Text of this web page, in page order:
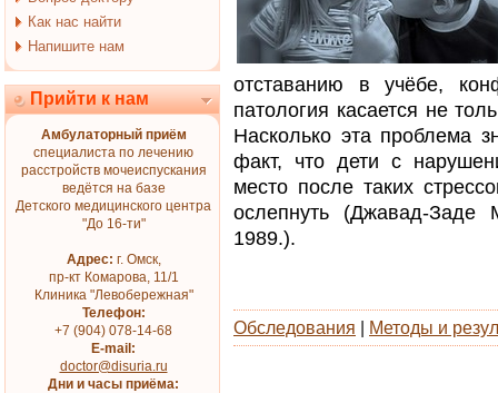
Как нас найти
Напишите нам
Прийти к нам
Амбулаторный приём
специалиста по лечению
расстройств мочеиспускания
ведётся на базе
Детского медицинского центра
"До 16-ти"
Адрес: г. Омск,
пр-кт Комарова, 11/1
Клиника "Левобережная"
Телефон:
+7 (904) 078-14-68
E-mail:
doctor@disuria.ru
Дни и часы приёма:
отставанию в учёбе,
патология касается не
Насколько эта проблема
факт, что дети с
место после таких
ослепнуть (Джавад-
1989.).
Обследования Методы и